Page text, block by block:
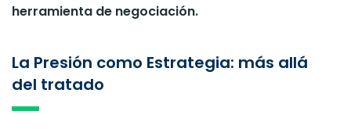
herramienta de negociación.
La Presión como Estrategia: más allá
del tratado